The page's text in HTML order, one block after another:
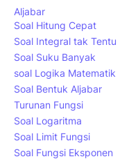
Aljabar
Soal Hitung Cepat
Soal Integral tak Tentu
Soal Suku Banyak
soal Logika Matematik
Soal Bentuk Aljabar
Turunan Fungsi
Soal Logaritma
Soal Limit Fungsi
Soal Fungsi Eksponen